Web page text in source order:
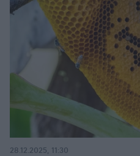
28.12.2025, 11:30